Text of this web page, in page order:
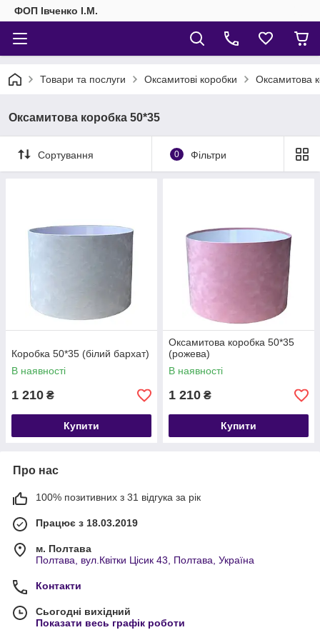
ФОП Івченко І.М.
Товари та послуги Оксамитові коробки Оксамитова
Оксамитова коробка 50*35
Сортування 0 Фільтри
Коробка 50*35 (білий бархат)
В наявності
1 210 ₴
Купити
Оксамитова коробка 50*35
(рожева)
В наявності
1 210 ₴
Купити
Про нас
100% позитивних з 31 відгука за рік
Працює з 18.03.2019
м. Полтава
Полтава, вул.Квітки Цісик 43, Полтава, Україна
Контакти
Сьогодні вихідний
Показати весь графік роботи